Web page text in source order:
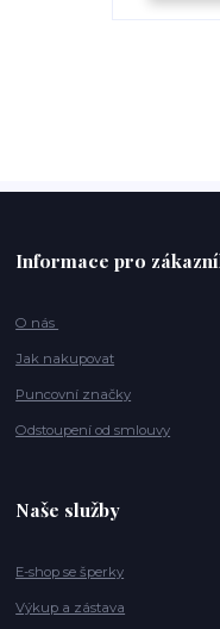
Informace pro
O nás
Jak nakupovat
Puncovní značky
Odstoupení od smlouvy
Naše služby
E-shop se šperky
Výkup a zástava